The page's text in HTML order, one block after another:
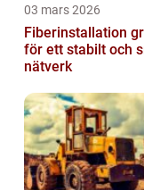
03 mars 2026
Fiberinstallation grunden
för ett stabilt och
nätverk